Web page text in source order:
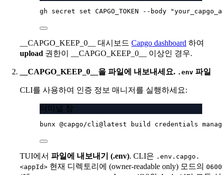
gh secret set CAPGO_TOKEN --body
__CAPGO_KEEP_0__ 대시보드 Capgo dashboard 하여
upload 권한이 __CAPGO_KEEP_0__ 이상인 경우.
__CAPGO_KEEP_0__을 파일에 내보내세요. .env 파일
CLI를 사용하여 인증 정보 매니저를 실행하세요:
터미널 창
bunx @capgo/cli@latest build credentials
TUI에서 파일에 내보내기 (.env). CLI은 .env.capgo.
<appId> 현재 디렉토리에 (owner-readable only) 모드의 0600